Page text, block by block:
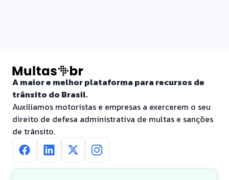
A maior e melhor plataforma para recursos de
trânsito do Brasil.
Auxiliamos motoristas e empresas a exercerem o seu
direito de defesa administrativa de multas e sanções
de trânsito.